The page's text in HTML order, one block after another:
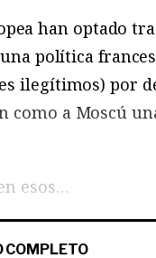
han optado
política
ilegítimos) por
como a Moscú
esos…
COMPLETO